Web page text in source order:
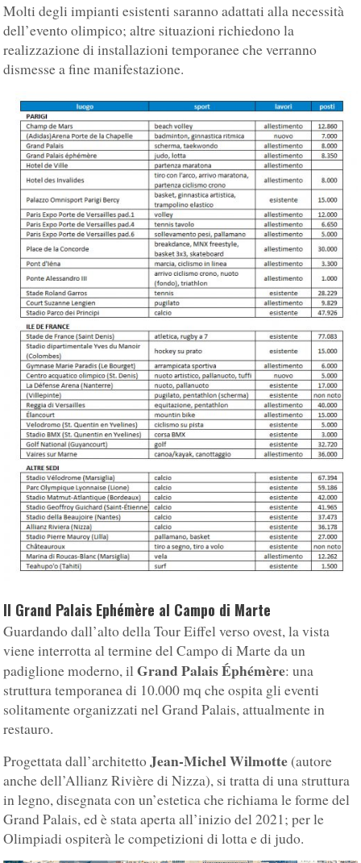
Molti degli impianti esistenti saranno adattati alla necessità
dell’evento olimpico; altre situazioni richiedono la
realizzazione di installazioni temporanee che verranno
dismesse a fine manifestazione.
Il Grand Palais Ephémère al Campo di Marte
Guardando dall’alto della Tour Eiffel verso ovest, la vista
viene interrotta al termine del Campo di Marte da un
padiglione moderno, ilGrand Palais Éphémère: una
struttura temporanea di 10.000 mq che ospita gli eventi
solitamente organizzati nel Grand Palais, attualmente in
restauro.
Progettata dall’architettoJean-Michel Wilmotte(autore
anche dell’Allianz Rivière di Nizza), si tratta di una struttura
in legno, disegnata con un’estetica che richiama le forme del
Grand Palais, ed è stata aperta all’inizio del 2021; per le
Olimpiadi ospiterà le competizioni di lotta e di judo.